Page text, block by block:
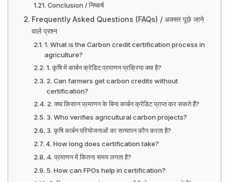
Conclusion / निष्कर्ष
Frequently Asked Questions (FAQs) / अक्सर पूछे जाने
वाले प्रश्न
1. What is the Carbon credit certification process in
agriculture?
1. कृषि में कार्बन क्रेडिट प्रमाणन प्रक्रिया क्या है?
2. Can farmers get carbon credits without
certification?
2. क्या किसान प्रमाणन के बिना कार्बन क्रेडिट प्राप्त कर सकते हैं?
3. Who verifies agricultural carbon projects?
3. कृषि कार्बन परियोजनाओं का सत्यापन कौन करता है?
4. How long does certification take?
4. प्रमाणन में कितना समय लगता है?
5. How can FPOs help in certification?